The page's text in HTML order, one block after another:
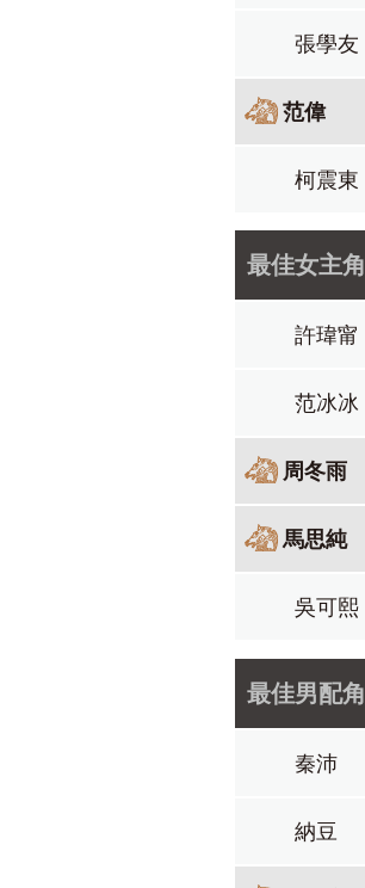
張學友
范偉
柯震東
最佳女主角
許瑋甯
范冰冰
周冬雨
馬思純
吳可熙
最佳男配角
秦沛
納豆